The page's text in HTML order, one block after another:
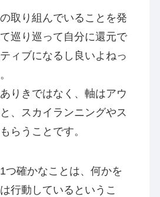
取り組んでいることを発
巡り巡って自分に還元で
ィブになるし良いよねっ
りきではなく、軸はアウ
、スカイランニングやス
らうことです。
つ確かなことは、何かを
行動しているというこ